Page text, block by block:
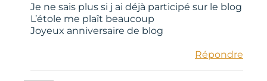
Je ne sais plus si j ai déjà participé sur le blog
L’étole me plaît beaucoup
Joyeux anniversaire de blog
Répondre